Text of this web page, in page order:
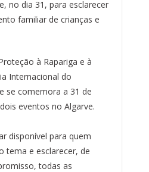
s
A
p
g
r
a
l L
i
n
e
no dia 31, para esclarecer
familiar de crianças e
à Rapariga e à
Internacional do
se comemora a 31 de
eventos no Algarve.
disponível para quem
tema e esclarecer, de
todas as